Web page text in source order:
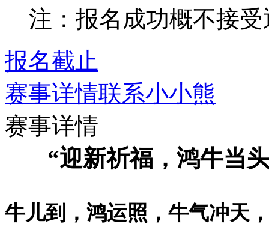
注：报名成功概不接
报名截止
赛事详情联系小小熊
赛事详情
“迎新祈福，鸿牛当
牛儿到，鸿运照，牛气冲天